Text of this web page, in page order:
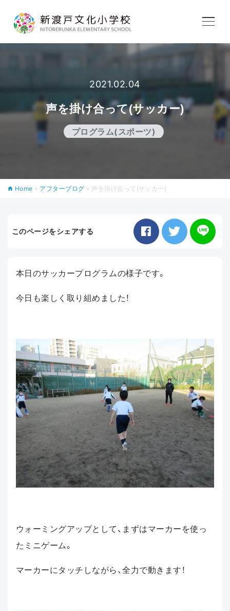
学校生活
アクセス
2021.02.04
声を掛け合って(サッカー)
プログラム(スポーツ)
Home » アフターブログ » 声を掛け合って(サッカー)
このページをシェアする
本日のサッカープログラムの様子です。
今日も楽しく取り組めました！
ウォーミングアップとして、まずはマーカーを使っ
たミニゲーム。
マーカーにタッチしながら、全力で動きます！